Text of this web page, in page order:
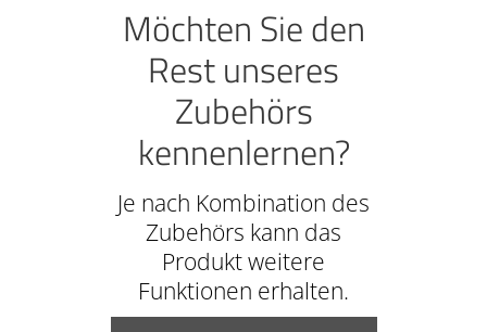
Möchten Sie den
Rest unseres
Zubehörs
kennenlernen?
Je nach Kombination des
Zubehörs kann das
Produkt weitere
Funktionen erhalten.